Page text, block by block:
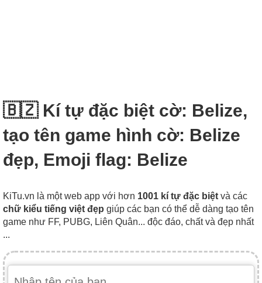
🇧🇿 Kí tự đặc biệt cờ: Belize,
tạo tên game hình cờ: Belize
đẹp, Emoji flag: Belize
KiTu.vn là một web app với hơn 1001 kí tự đặc biệt và các
chữ kiểu tiếng việt đẹp giúp các bạn có thể dễ dàng tạo tên
game như FF, PUBG, Liên Quân... độc đáo, chất và đẹp nhất
...